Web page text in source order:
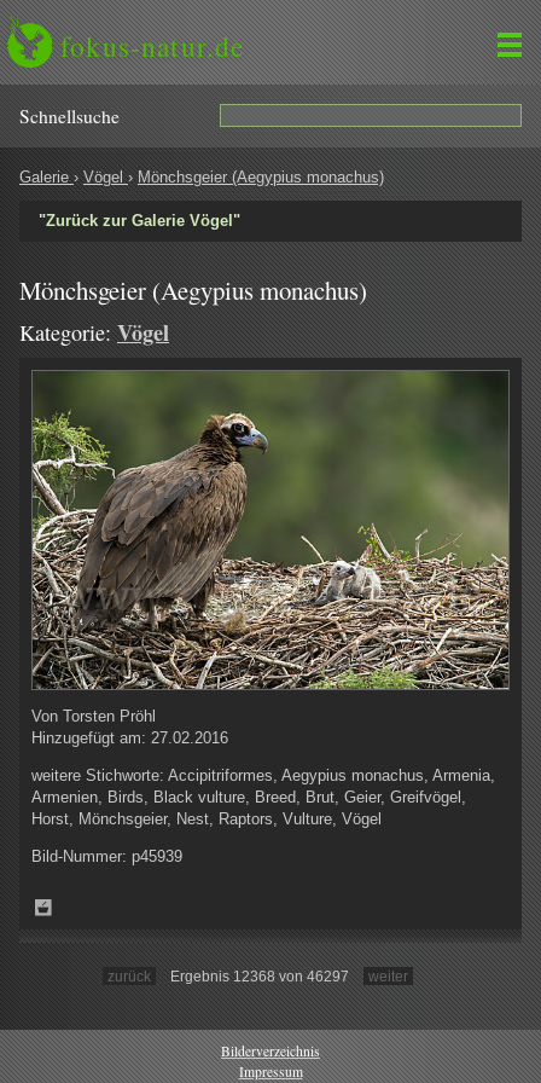
fokus-natur.de
Schnell­suche
Galerie › Vögel › Mönchsgeier (Aegypius monachus)
"Zurück zur Galerie Vögel"
Mönchsgeier (Aegypius monachus)
Kategorie: Vögel
Von Torsten Pröhl
Hinzugefügt am: 27.02.2016
weitere Stichworte: Accipitriformes, Aegypius monachus, Armenia,
Armenien, Birds, Black vulture, Breed, Brut, Geier, Greifvögel,
Horst, Mönchsgeier, Nest, Raptors, Vulture, Vögel
Bild-Nummer: p45939
zurück Ergebnis 12368 von 46297 weiter
Bilderverzeichnis
Impressum